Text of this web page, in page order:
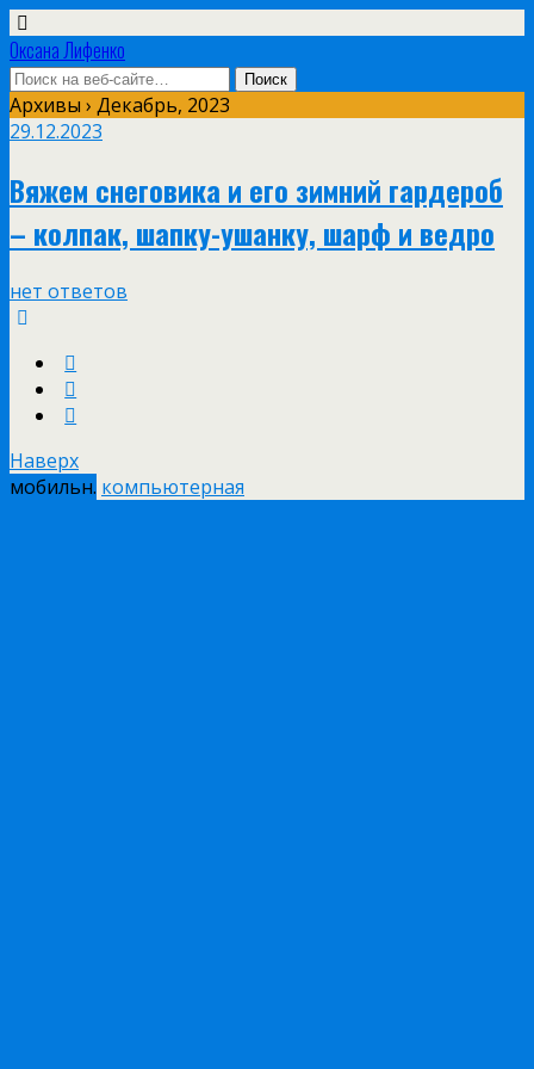
Оксана Лифенко
Архивы › Декабрь, 2023
29.12.2023
Вяжем снеговика и его зимний гардероб
– колпак, шапку-ушанку, шарф и ведро
нет ответов
Наверх
мобильн. компьютерная